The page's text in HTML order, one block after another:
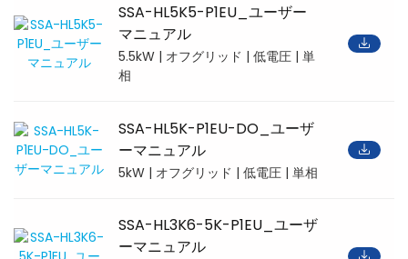
SSA-HL5K5-P1EU_ユーザー
マニュアル
5.5kW | オフグリッド | 低電圧 | 単
相
SSA-HL5K-P1EU-DO_ユーザ
ーマニュアル
5kW | オフグリッド | 低電圧 | 単相
SSA-HL3K6-5K-P1EU_ユーザ
ーマニュアル